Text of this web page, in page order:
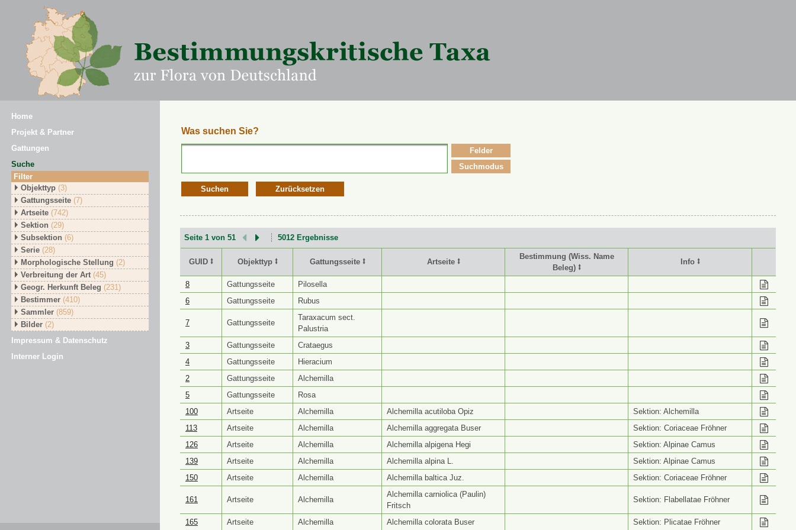
Home
Projekt & Partner
Gattungen
Suche
Filter
Objekttyp (3)
Gattungsseite (7)
Artseite (742)
Sektion (29)
Subsektion (6)
Serie (28)
Morphologische Stellung (2)
Verbreitung der Art (45)
Geogr. Herkunft Beleg (231)
Bestimmer (410)
Sammler (859)
Bilder (2)
Impressum & Datenschutz
Interner Login
Was suchen Sie?
Suchen Zurücksetzen
Felder
Suchmodus
Seite 1 von 51 5012 Ergebnisse
GUID ⭥ Objekttyp ⭥ Gattungsseite ⭥ Artseite ⭥
Bestimmung (Wiss. Name
Beleg) ⭥
Info ⭥
GUID ⭥ Objekttyp ⭥ Gattungsseite ⭥
Beleg) ⭥
8 Gattungsseite
Pilosella
6
Gattungsseite Rubus
7 Gattungsseite
Taraxacum sect.
Palustria
3
Gattungsseite
Crataegus
4
Gattungsseite
Hieracium
2
Gattungsseite
Alchemilla
5
Gattungsseite
Rosa
100
Artseite Alchemilla Alchemilla acutiloba Opiz
Sektion: Alchemilla
113
Artseite Alchemilla Alchemilla aggregata Buser
Sektion: Coriaceae Fröhner
126
Artseite Alchemilla Alchemilla alpigena Hegi
Sektion: Alpinae Camus
139
Artseite Alchemilla Alchemilla alpina L.
Sektion: Alpinae Camus
150
Artseite Alchemilla Alchemilla baltica Juz. Sektion: Coriaceae Fröhner
161 Artseite Alchemilla
Alchemilla carniolica (Paulin)
Fritsch
Sektion: Flabellatae Fröhner
165 Artseite Alchemilla Alchemilla colorata Buser Sektion: Plicatae Fröhner